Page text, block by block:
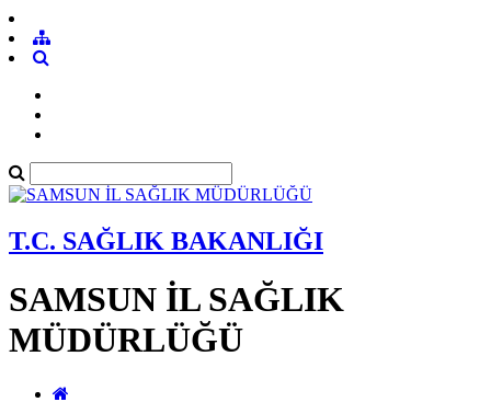
T.C. SAĞLIK BAKANLIĞI
SAMSUN İL SAĞLIK
MÜDÜRLÜĞÜ